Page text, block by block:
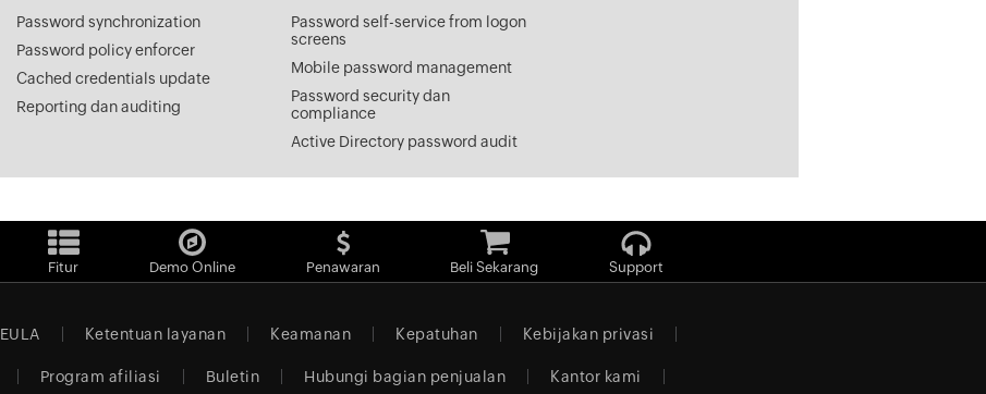
Password synchronization
Password policy enforcer
Cached credentials update
Reporting dan auditing
Password self-service from logon
screens
Mobile password management
Password security dan
compliance
Active Directory password audit
Fitur Demo Online Penawaran Beli Sekarang Support
EULA Ketentuan layanan Keamanan Kepatuhan Kebijakan privasi
Program afiliasi Buletin Hubungi bagian penjualan Kantor kami